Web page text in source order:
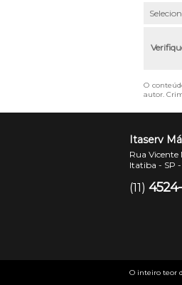
O
autor.
Itaserv
Rua Vicente
Itatiba - SP
(11)
O inteiro teor